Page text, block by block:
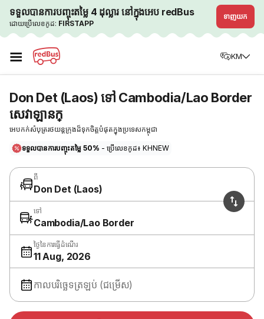
ទទួលបានការបញ្ចុះតម្លៃ 4 ដុល្លារ នៅក្នុងអេប redBus
ដោយប្រើលេខកូដ: FIRSTAPP
ទាញយក
☰ KM
Don Det (Laos) ទៅ Cambodia/Lao Border
សេវាឡានក្
អេបកក់សំបុត្ររថយន្តក្រុងដ៏ទុកចិត្តបំផុតក្នុងប្រទេសកម្ពុជា
ទទួលបានការបញ្ចុះតម្លៃ 50% - ប្រើលេខកូដ៖ KHNEW
ពី
Don Det (Laos)
ទៅ
Cambodia/Lao Border
ថ្ងៃនៃការធ្វើដំណើរ
11 Aug, 2026
កាលបរិច្ឆេទត្រឡប់ (ជម្រើស)